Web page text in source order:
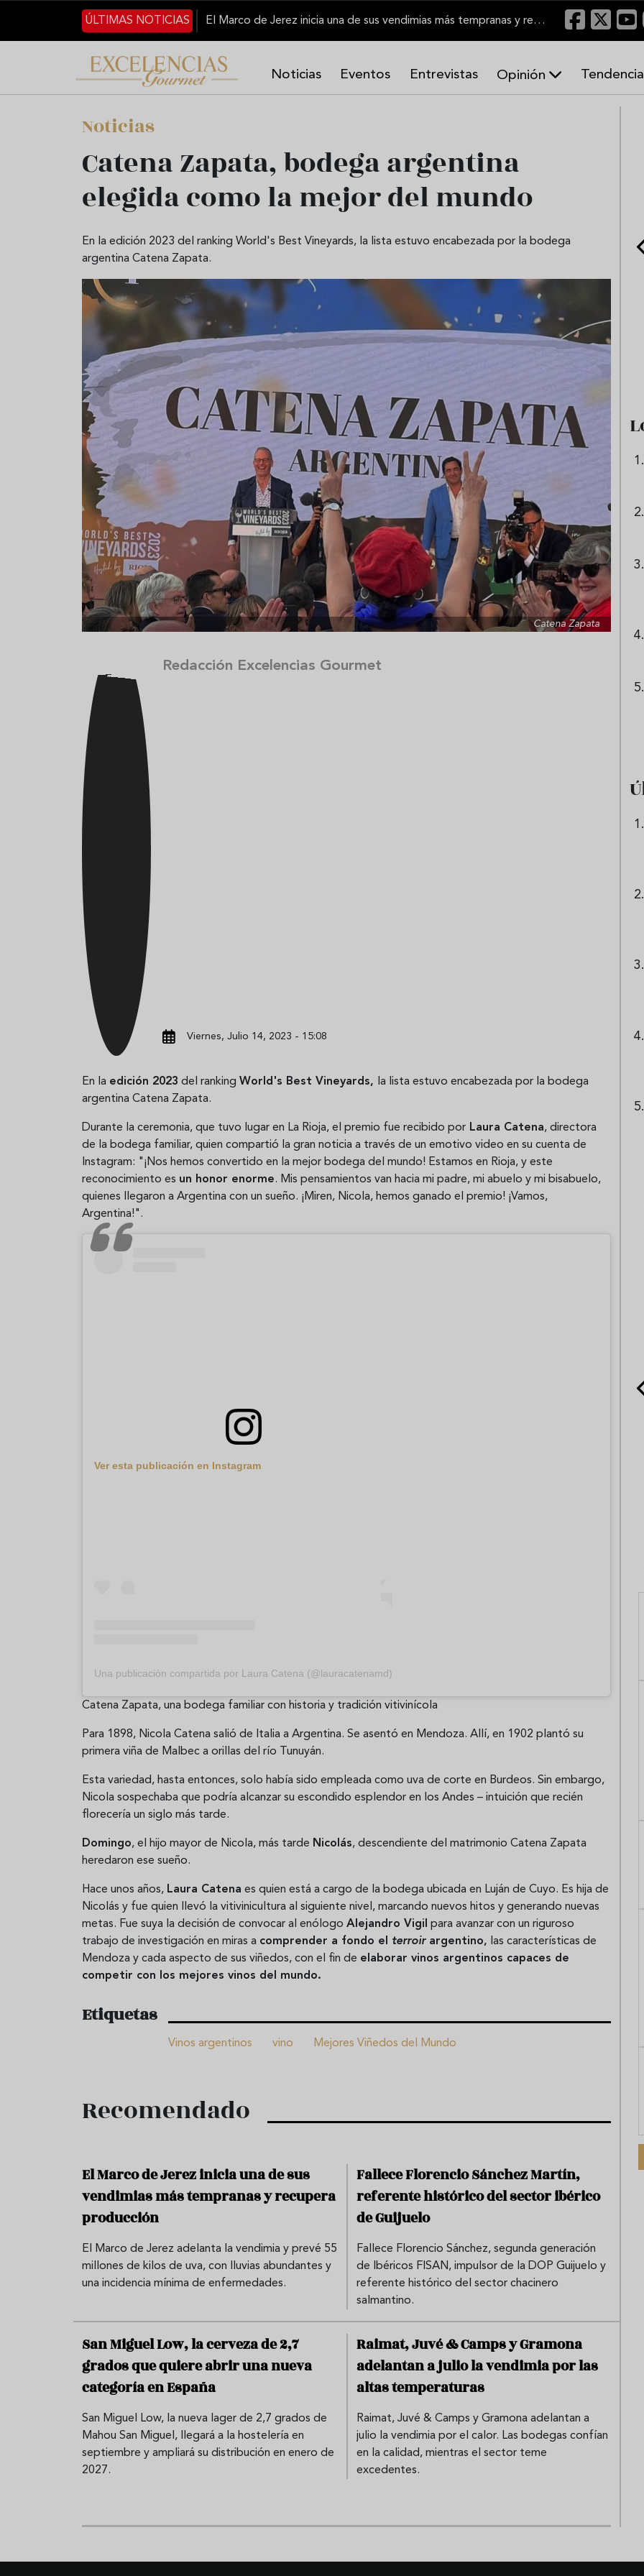
Pasar al contenido principal
ÚLTIMAS NOTICIAS
El Marco de Jerez inicia una de sus vendimias más tempranas y recupera producción
Noticias Eventos Entrevistas Opinión
n
í
a
s
Noticias
Catena Zapata, bodega argentina
elegida como la mejor del mundo
En la edición 2023 del ranking World's Best Vineyards, la lista estuvo encabezada por la bodega
argentina Catena Zapata.
Catena Zapata
Redacción Excelencias Gourmet
Viernes, Julio 14, 2023 - 15:08
En la edición 2023 del ranking World's Best Vineyards,
la lista estuvo encabezada por la bodega
argentina Catena Zapata.
Durante la ceremonia, que tuvo lugar en La Rioja, el premio fue recibido por Laura Catena, directora
de la bodega familiar, quien compartió la gran noticia a través de un emotivo video en su cuenta de
Instagram: "¡Nos hemos convertido en la mejor bodega del mundo! Estamos en Rioja, y este
reconocimiento es un honor enorme. Mis pensamientos van hacia mi padre, mi abuelo y mi bisabuelo,
quienes llegaron a Argentina con un sueño. ¡Miren, Nicola, hemos ganado el premio! ¡Vamos,
Argentina!".
Ver esta publicación en Instagram
Una publicación compartida por Laura Catena (@lauracatenamd)
Catena Zapata, una bodega familiar con historia y tradición vitivinícola
Para 1898, Nicola Catena salió de Italia a Argentina. Se asentó en Mendoza. Allí, en 1902 plantó su
primera viña de Malbec a orillas del río Tunuyán.
Esta variedad, hasta entonces, solo había sido empleada como uva de corte en Burdeos. Sin embargo,
Nicola sospechaba que podría alcanzar su escondido esplendor en los Andes – intuición que recién
florecería un siglo más tarde.
Domingo, el hijo mayor de Nicola, más tarde Nicolás, descendiente del matrimonio Catena Zapata
heredaron ese sueño.
Hace unos años, Laura Catena es quien está a cargo de la bodega ubicada en Luján de Cuyo. Es hija de
Nicolás y fue quien llevó la vitivinicultura al siguiente nivel, marcando nuevos hitos y generando nuevas
metas. Fue suya la decisión de convocar al enólogo Alejandro Vigil para avanzar con un riguroso
trabajo de investigación en miras a comprender a fondo el terroir argentino, las características de
Mendoza y cada aspecto de sus viñedos, con el fin de elaborar vinos argentinos capaces de
competir con los mejores vinos del mundo.
Etiquetas
Vinos argentinos vino Mejores Viñedos del Mundo
Recomendado
El Marco de Jerez inicia una de sus
vendimias más tempranas y recupera
producción
El Marco de Jerez adelanta la vendimia y prevé 55
millones de kilos de uva, con lluvias abundantes y
una incidencia mínima de enfermedades.
Fallece Florencio Sánchez Martín,
referente histórico del sector ibérico
de Guijuelo
Fallece Florencio Sánchez, segunda generación
de Ibéricos FISAN, impulsor de la DOP Guijuelo y
referente histórico del sector chacinero
salmantino.
San Miguel Low, la cerveza de 2,7
grados que quiere abrir una nueva
categoría en España
San Miguel Low, la nueva lager de 2,7 grados de
Mahou San Miguel, llegará a la hostelería en
septiembre y ampliará su distribución en enero de
2027.
Raimat, Juvé & Camps y Gramona
adelantan a julio la vendimia por las
altas temperaturas
Raimat, Juvé & Camps y Gramona adelantan a
julio la vendimia por el calor. Las bodegas confían
en la calidad, mientras el sector teme
excedentes.
Sopa fría de sandía: el plato
que querrás repetir todo el
verano
Cinco cremas frías de verduras
que querrás repetir todo agosto
Ni sangría ni tinto de verano:
aprende a preparar granizado